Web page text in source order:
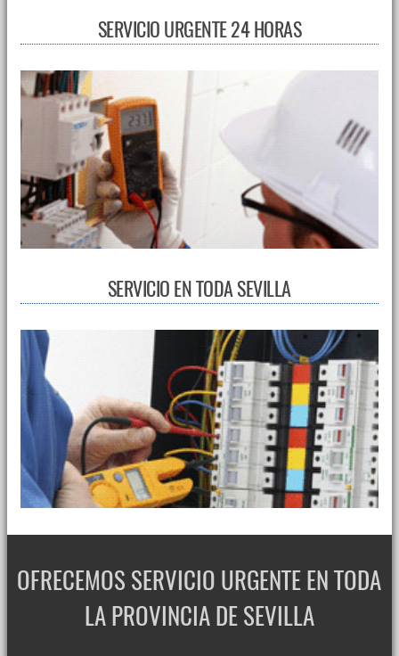
SERVICIO URGENTE 24 HORAS
SERVICIO EN TODA SEVILLA
OFRECEMOS SERVICIO URGENTE EN TODA
LA PROVINCIA DE SEVILLA